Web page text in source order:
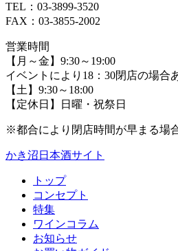
TEL：03-3899-3520
FAX：03-3855-2002
営業時間
【月～金】9:30～19:00
イベントにより18：30閉店の場合
【土】9:30～18:00
【定休日】日曜・祝祭日
※都合により閉店時間が早まる場
かき沼日本酒サイト
トップ
コンセプト
特集
ワインコラム
お知らせ